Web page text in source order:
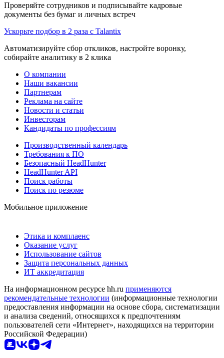
Проверяйте сотрудников и подписывайте кадровые
документы без бумаг и личных встреч
Ускорьте подбор в 2 раза с Talantix
Автоматизируйте сбор откликов, настройте воронку,
собирайте аналитику в 2 клика
О компании
Наши вакансии
Партнерам
Реклама на сайте
Новости и статьи
Инвесторам
Кандидаты по профессиям
Производственный календарь
Требования к ПО
Безопасный HeadHunter
HeadHunter API
Поиск работы
Поиск по резюме
Мобильное приложение
Этика и комплаенс
Оказание услуг
Использование сайтов
Защита персональных данных
ИТ аккредитация
На информационном ресурсе hh.ru применяются
рекомендательные технологии (информационные технологии
предоставления информации на основе сбора, систематизации
и анализа сведений, относящихся к предпочтениям
пользователей сети «Интернет», находящихся на территории
Российской Федерации)